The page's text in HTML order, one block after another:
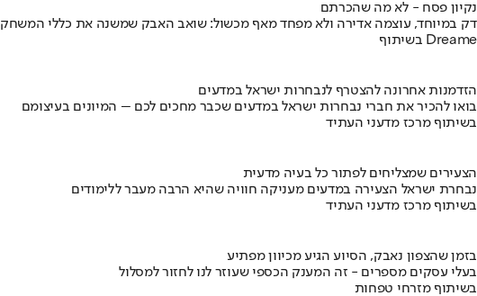
נקיון פסח - לא מה שהכרתם
דק במיוחד, עוצמה אדירה ולא מפחד מאף מכשול: שואב האבק שמשנה את כללי המשחק
בשיתוף Dreame
הזדמנות אחרונה להצטרף לנבחרות ישראל במדעים
בואו להכיר את חברי נבחרות ישראל במדעים שכבר מחכים לכם – המיונים בעיצומם
בשיתוף מרכז מדעני העתיד
הצעירים שמצליחים לפתור כל בעיה מדעית
נבחרת ישראל הצעירה במדעים מעניקה חוויה שהיא הרבה מעבר ללימודים
בשיתוף מרכז מדעני העתיד
בזמן שהצפון נאבק, הסיוע הגיע מכיוון מפתיע
בעלי עסקים מספרים - זה המענק הכספי שעוזר לנו לחזור למסלול
בשיתוף מזרחי טפחות